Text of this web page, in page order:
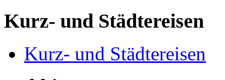
Kurz- und Städtereisen
Kurz- und Städtereisen